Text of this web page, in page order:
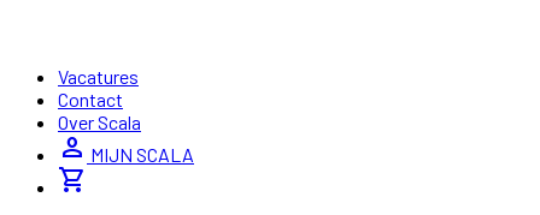
Vacatures
Contact
Over Scala
person MIJN SCALA
shopping_cart